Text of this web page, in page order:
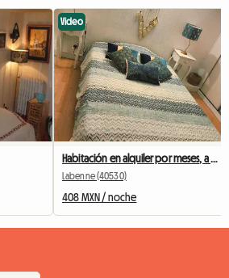
Video
Labenne (40530)
408 MXN / noche